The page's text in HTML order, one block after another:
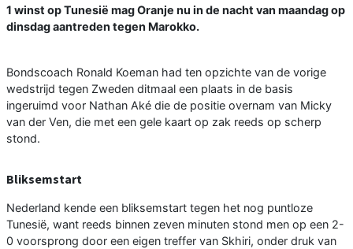
1 winst op Tunesië mag Oranje nu in de nacht van maandag op
dinsdag aantreden tegen Marokko.
Bondscoach Ronald Koeman had ten opzichte van de vorige
wedstrijd tegen Zweden ditmaal een plaats in de basis
ingeruimd voor Nathan Aké die de positie overnam van Micky
van der Ven, die met een gele kaart op zak reeds op scherp
stond.
Bliksemstart
Nederland kende een bliksemstart tegen het nog puntloze
Tunesië, want reeds binnen zeven minuten stond men op een 2-
0 voorsprong door een eigen treffer van Skhiri, onder druk van